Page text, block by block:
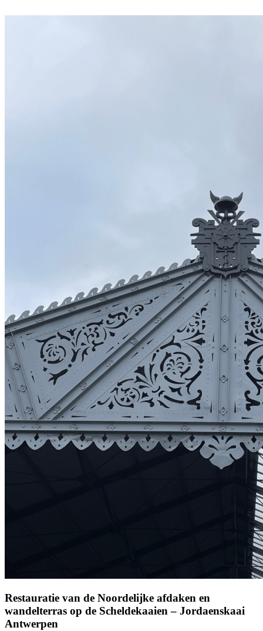
Restauratie van de Noordelijke afdaken en
wandelterras op de Scheldekaaien – Jordaenskaai
Antwerpen